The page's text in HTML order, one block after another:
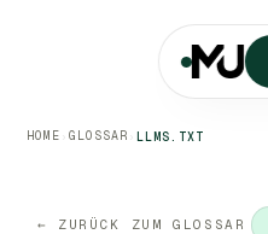
HOME GLOSSAR LLMS.TXT
← ZURÜCK ZUM GLOSSAR